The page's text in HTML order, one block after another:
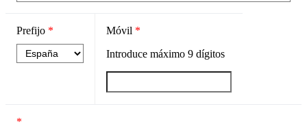
Prefijo * Móvil *
Introduce máximo 9dígitos
*